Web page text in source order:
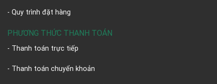
- Quy trình đặt hàng
PHƯƠNG THỨC THANH TOÁN
- Thanh toán trực tiếp
- Thanh toán chuyển khoản